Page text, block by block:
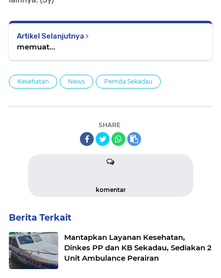
Artikel Selanjutnya
memuat...
Kesehatan News Pemda Sekadau
SHARE
komentar
Berita Terkait
Mantapkan Layanan Kesehatan,
Dinkes PP dan KB Sekadau, Sediakan 2
Unit Ambulance Perairan